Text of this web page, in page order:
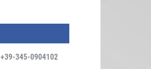
+39-345-0904102